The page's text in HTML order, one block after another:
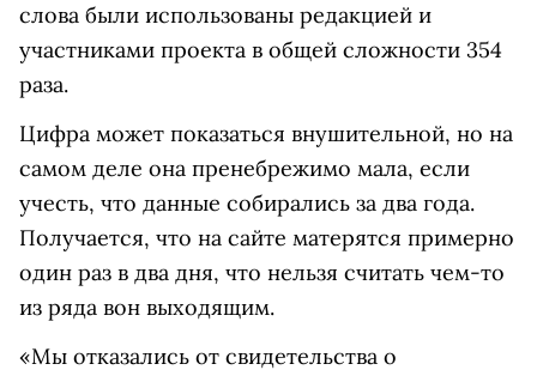
слова были использованы редакцией и
участниками проекта в общей сложности 354
раза.
Цифра может показаться внушительной, но на
самом деле она пренебрежимо мала, если
учесть, что данные собирались за два года.
Получается, что на сайте матерятся примерно
один раз в два дня, что нельзя считать чем-то
из ряда вон выходящим.
«Мы отказались от свидетельства о